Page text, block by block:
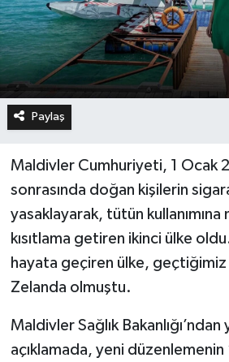
Paylaş
Maldivler Cumhuriyeti, 1 Ocak
sonrasında doğan kişilerin
yasaklayarak, tütün kullanımına
kısıtlama getiren ikinci ülke
hayata geçiren ülke, geçtiğimiz
Zelanda olmuştu.
Maldivler Sağlık Bakanlığı’ndan
açıklamada, yeni düzenlemenin